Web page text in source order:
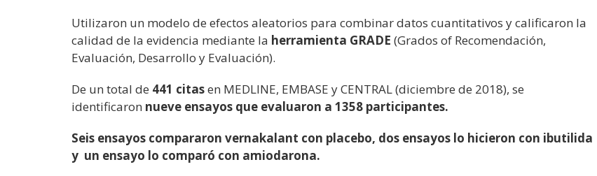
Utilizaron un modelo de efectos aleatorios para combinar datos cuantitativos y calificaron la
calidad de la evidencia mediante la herramienta GRADE (Grados of Recomendación,
Evaluación, Desarrollo y Evaluación).
De un total de 441 citasen MEDLINE, EMBASE y CENTRAL (diciembre de 2018), se
identificaron nueve ensayos que evaluaron a 1358 participantes.
Seis ensayos compararon vernakalant con placebo, dos ensayos lo hicieron con ibutilida
y un ensayo lo comparó con amiodarona.